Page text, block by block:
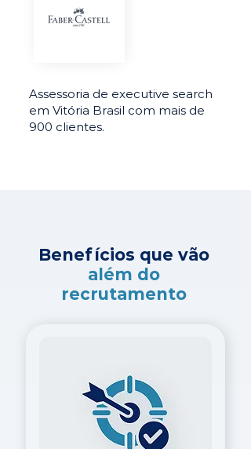
Assessoria de executive search
em Vitória Brasil com mais de
900 clientes.
Benefícios que vão
além do
recrutamento